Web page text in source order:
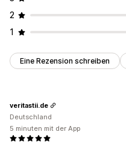
2
1
Eine Rezension schreiben
veritastii.de
Deutschland
5 minuten mit der App